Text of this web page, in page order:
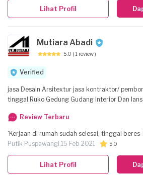
Lihat Profil
Mutiara Abadi
5.0 ( 1 review )
Verified
jasa Desain Arsitextur jasa kontraktor/
tinggal Ruko Gedung Gudang Interior Dan
Review Terbaru
'Kerjaan di rumah sudah selesai, tinggal
Putik Puspawangi,15 Feb 2021 5,0
Lihat Profil